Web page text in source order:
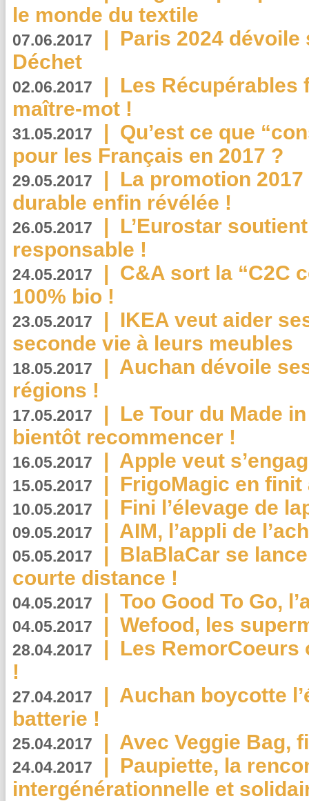
le monde du textile
07.06.2017 | Paris 2024
Déchet
02.06.2017 | Les Récupérables
maître-mot !
31.05.2017 | Qu’est ce que
pour les Français en 2017 ?
29.05.2017 | La promotion
durable enfin révélée !
26.05.2017 | L’Eurostar
responsable !
24.05.2017 | C&A sort la “C2C
100% bio !
23.05.2017 | IKEA veut aider
seconde vie à leurs meubles
18.05.2017 | Auchan dévoile
régions !
17.05.2017 | Le Tour du Made
bientôt recommencer !
16.05.2017 | Apple veut
15.05.2017 | FrigoMagic en
10.05.2017 | Fini l’élevage de
09.05.2017 | AIM, l’appli de
05.05.2017 | BlaBlaCar se
courte distance !
04.05.2017 | Too Good To Go,
04.05.2017 | Wefood, les
28.04.2017 | Les RemorCoeurs
!
27.04.2017 | Auchan boycotte
batterie !
25.04.2017 | Avec Veggie Bag,
24.04.2017 | Paupiette, la
intergénérationnelle et